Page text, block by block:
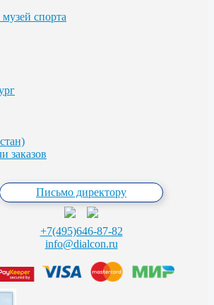
спорта
заказов
Письмо директору
+7(495)646-87-82
info@dialcon.ru